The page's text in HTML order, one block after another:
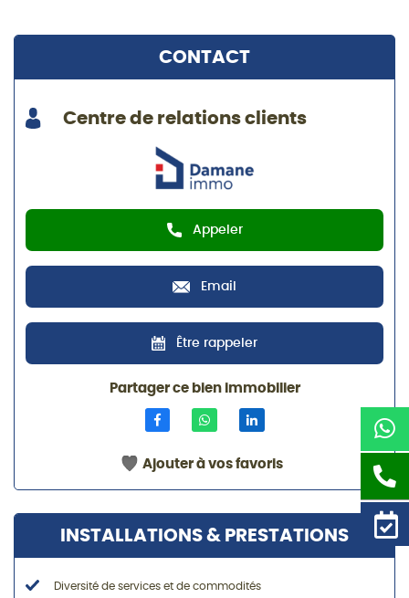
CONTACT
Centre de relations clients
Appeler
Email
Être rappeler
Partager ce bien immobilier
Ajouter à vos favoris
INSTALLATIONS & PRESTATIONS
Diversité de services et de commodités